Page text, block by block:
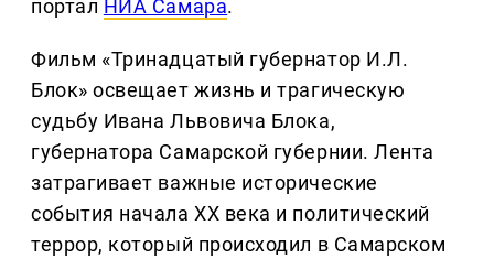
портал НИА Самара.
Фильм «Тринадцатый губернатор И.Л.
Блок» освещает жизнь и трагическую
судьбу Ивана Львовича Блока,
губернатора Самарской губернии. Лента
затрагивает важные исторические
события начала XX века и политический
террор, который происходил в Самарском